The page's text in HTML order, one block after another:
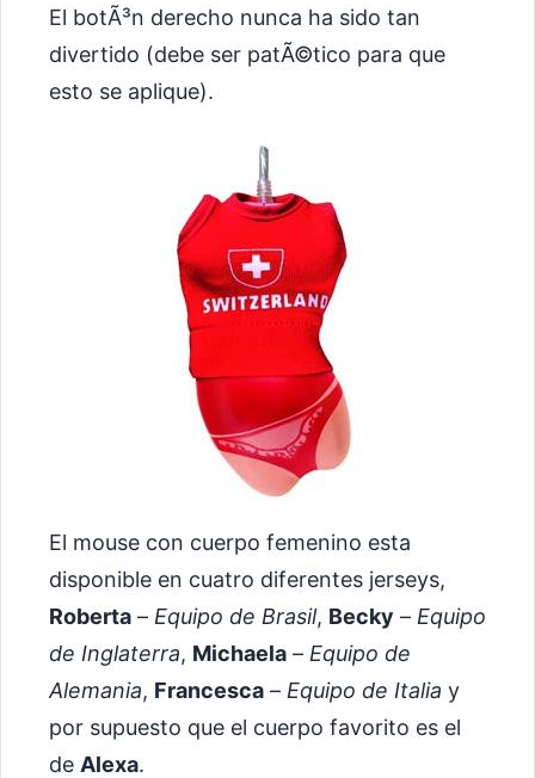
El botÃ³n derecho nunca ha sido tan
divertido (debe ser patÃ©tico para que
esto se aplique).
El mouse con cuerpo femenino esta
disponible en cuatro diferentes jerseys,
Roberta – Equipo de Brasil, Becky – Equipo
de Inglaterra, Michaela – Equipo de
Alemania, Francesca – Equipo de Italia y
por supuesto que el cuerpo favorito es el
de Alexa.